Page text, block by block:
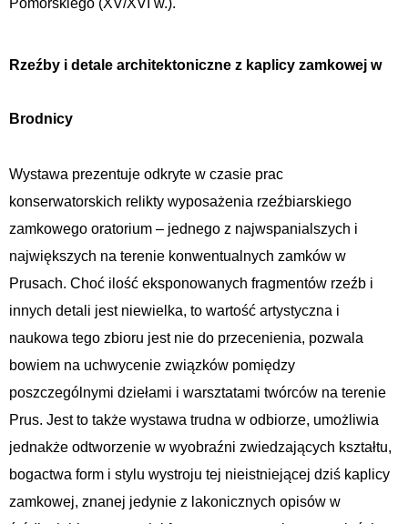
Pomorskiego (XV/XVI w.).
Rzeźby i detale architektoniczne z kaplicy zamkowej w
Brodnicy
Wystawa prezentuje odkryte w czasie prac
konserwatorskich relikty wyposażenia rzeźbiarskiego
zamkowego oratorium – jednego z najwspanialszych i
największych na terenie konwentualnych zamków w
Prusach. Choć ilość eksponowanych fragmentów rzeźb i
innych detali jest niewielka, to wartość artystyczna i
naukowa tego zbioru jest nie do przecenienia, pozwala
bowiem na uchwycenie związków pomiędzy
poszczególnymi dziełami i warsztatami twórców na terenie
Prus. Jest to także wystawa trudna w odbiorze, umożliwia
jednakże odtworzenie w wyobraźni zwiedzających kształtu,
bogactwa form i stylu wystroju tej nieistniejącej dziś kaplicy
zamkowej, znanej jedynie z lakonicznych opisów w